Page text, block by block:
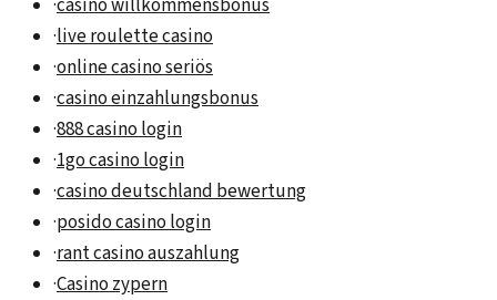
·live roulette casino
·online casino seriös
·casino einzahlungsbonus
·888 casino login
·1go casino login
·casino deutschland bewertung
·posido casino login
·rant casino auszahlung
·Casino zypern